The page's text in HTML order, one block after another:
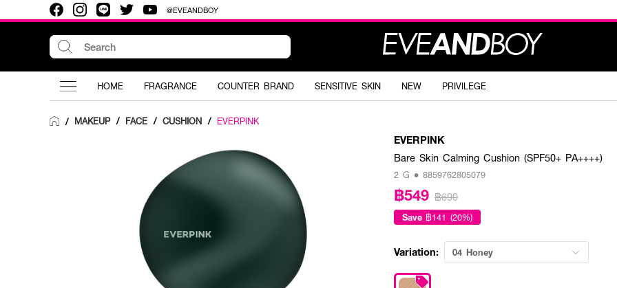
@EVEANDBOY
HOME FRAGRANCE COUNTER BRAND SENSITIVE SKIN NEW PRIVILEGE
/ MAKEUP / FACE / CUSHION / EVERPINK
EVERPINK
Bare Skin Calming Cushion (SPF50+ PA++++)
2 G • 8859762805079
฿549 ฿690
Save ฿141 (20%)
Variation: 04 Honey